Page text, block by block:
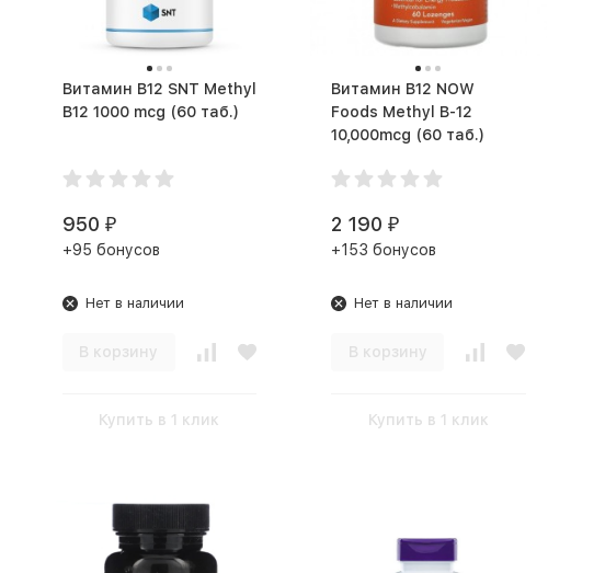
Витамин B12 SNT Methyl
B12 1000 mcg (60 таб.)
950 ₽
+95 бонусов
Нет в наличии
В корзину
Купить в 1 клик
Витамин B12 NOW
Foods Methyl B-12
10,000mcg (60 таб.)
2 190 ₽
+153 бонусов
Нет в наличии
В корзину
Купить в 1 клик